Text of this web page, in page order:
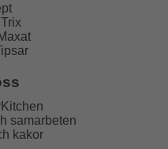
samarbeten
kakor